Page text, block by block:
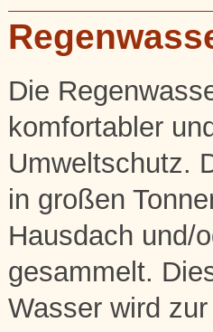
Die
komfortabler
Umweltschutz.
in großen
Hausdach und/
gesammelt.
Wasser wird